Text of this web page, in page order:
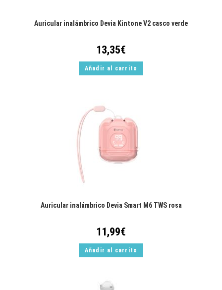
Auricular inalámbrico Devia Kintone V2 casco verde
13,35€
Añadir al carrito
Auricular inalámbrico Devia Smart M6 TWS rosa
11,99€
Añadir al carrito